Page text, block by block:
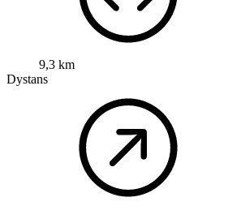
9,3 km
Dystans